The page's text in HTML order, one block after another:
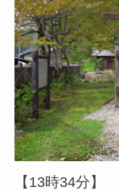
【13時34分】